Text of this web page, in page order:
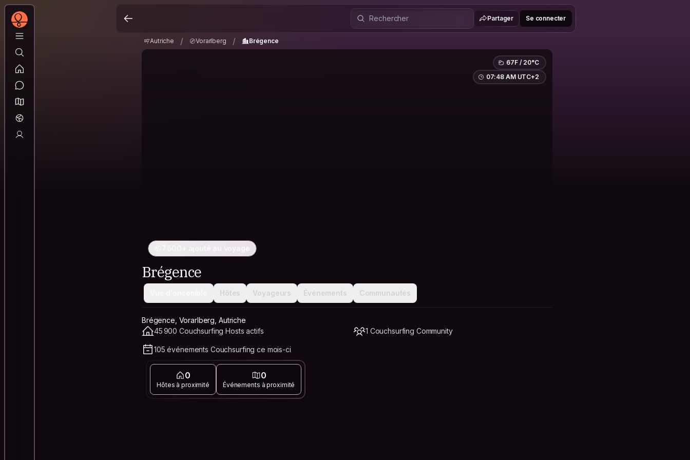
Partager Se connecter
Autriche / Vorarlberg / Brégence
67F / 20°C
07:48 AM UTC+2
7 500+ ajouté au voyage
Brégence
Hôtes Voyageurs Événements Communautés
Brégence, Vorarlberg, Autriche
45 900 Couchsurfing Hosts actifs
1 Couchsurfing Community
105 événements Couchsurfing ce mois-ci
0
Hôtes à proximité
0
Événements à proximité